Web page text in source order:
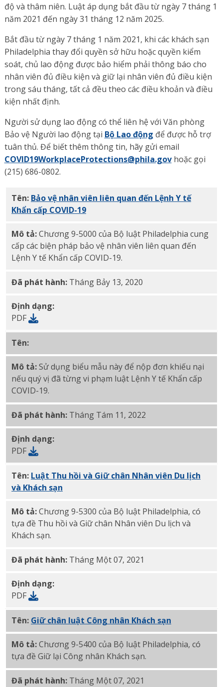
độ và thâm niên. Luật áp dụng bắt đầu từ ngày 7 tháng 1
năm 2021 đến ngày 31 tháng 12 năm 2025.
Bắt đầu từ ngày 7 tháng 1 năm 2021, khi các khách sạn
Philadelphia thay đổi quyền sở hữu hoặc quyền kiểm
soát, chủ lao động được bảo hiểm phải thông báo cho
nhân viên đủ điều kiện và giữ lại nhân viên đủ điều kiện
trong sáu tháng, tất cả đều theo các điều khoản và điều
kiện nhất định.
Người sử dụng lao động có thể liên hệ với Văn phòng
Bảo vệ Người lao động tại Bộ Lao động để được hỗ trợ
tuân thủ. Để biết thêm thông tin, hãy gửi email
COVID19WorkplaceProtections@phila.govhoặc gọi
(215) 686-0802.
Tên: Bảo vệ nhân viên liên quan đến Lệnh Y tế
Khẩn cấp COVID-19PDF
Mô tả:Chương 9-5000 của Bộ luật Philadelphia cung
cấp các biện pháp bảo vệ nhân viên liên quan đến
Lệnh Y tế Khẩn cấp COVID-19.
Đã phát hành: Tháng Bảy 13, 2020
Định dạng:
PDF
Tên:Bảo vệ COVID-19 khỏi mẫu đơn khiếu nại trả đũa
Mô tả:Sử dụng biểu mẫu này để nộp đơn khiếu nại
nếu quý vị đã từng vi phạm luật Lệnh Y tế Khẩn cấp
COVID-19.
Đã phát hành: Tháng Tám 11, 2022
Định dạng:
PDF
Tên: Luật Thu hồi và Giữ chân Nhân viên Du lịch
và Khách sạn
Mô tả:Chương 9-5300 của Bộ luật Philadelphia, có
tựa đề Thu hồi và Giữ chân Nhân viên Du lịch và
Khách sạn.
Đã phát hành: Tháng Một 07, 2021
Định dạng:
PDF
Tên: Giữ chân luật Công nhân Khách sạn
Mô tả:Chương 9-5400 của Bộ luật Philadelphia, có
tựa đề Giữ lại Công nhân Khách sạn.
Đã phát hành: Tháng Một 07, 2021